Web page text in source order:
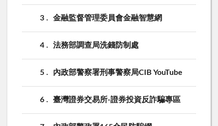
3 金融監督管理委員會金融智慧網
4 法務部調查局洗錢防制處
5 內政部警察署刑事警察局CIB YouTube
6 臺灣證券交易所-證券投資反詐騙專區